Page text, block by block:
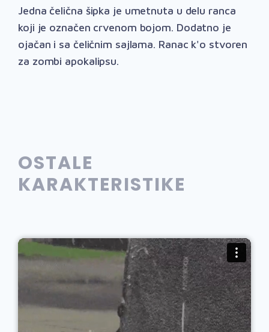
Jedna čelična šipka je umetnuta u delu ranca
koji je označen crvenom bojom. Dodatno je
ojačan i sa čeličnim sajlama. Ranac k'o stvoren
za zombi apokalipsu.
OSTALE
KARAKTERISTIKE